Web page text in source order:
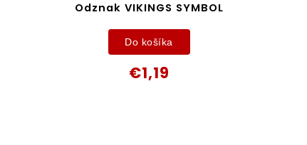
Odznak VIKINGS SYMBOL
€1,19
Do košíka